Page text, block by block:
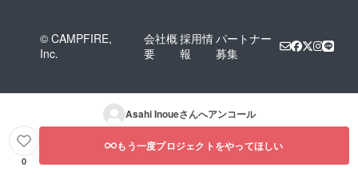
© CAMPFIRE,
Inc.
会社概
要
採用情
報
パートナー
募集
Asahi Inoueさんへアンコール
0
もう一度プロジェクトをやってほしい